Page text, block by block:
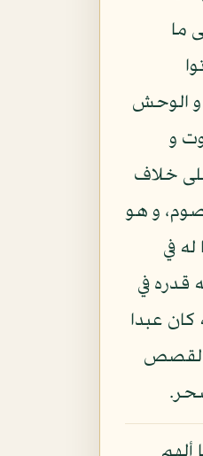
ما
و الوحش
و
خلاف
و هو
في
في
كان عبدا
القصص